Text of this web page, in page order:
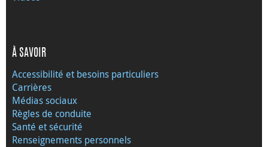
À SAVOIR
Accessibilité et besoins particuliers
Carrières
Médias sociaux
Règles de conduite
Santé et sécurité
Renseignements personnels